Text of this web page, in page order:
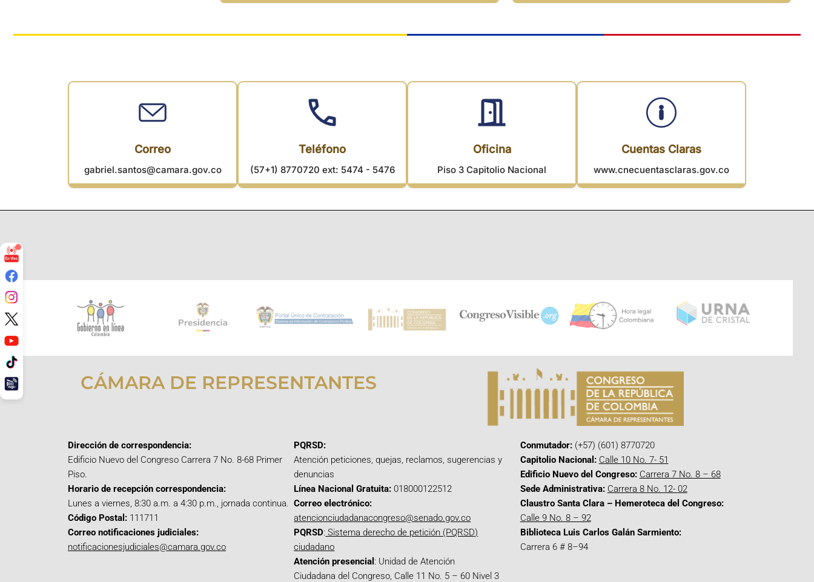
Correo
gabriel.santos@camara.gov.co
Teléfono
(57+1) 8770720 ext: 5474 - 5476
Oficina
Piso 3 Capitolio Nacional
Cuentas Claras
www.cnecuentasclaras.gov.co
CÁMARA DE REPRESENTANTES
Dirección de correspondencia:
Edificio Nuevo del Congreso Carrera 7 No. 8-68 Primer
Piso.
Horario de recepción correspondencia:
Lunes a viernes, 8:30 a.m. a 4:30 p.m., jornada continua.
Código Postal: 111711
Correo notificaciones judiciales:
notificacionesjudiciales@camara.gov.co
PQRSD:
Atención peticiones, quejas, reclamos, sugerencias y
denuncias
Línea Nacional Gratuita: 018000122512
Correo electrónico:
atencionciudadanacongreso@senado.gov.co
PQRSD: Sistema derecho de petición (PQRSD)
ciudadano
Atención presencial : Unidad de Atención
Ciudadana del Congreso, Calle 11 No. 5 – 60 Nivel 3
Conmutador:(+57) (601) 8770720
Capitolio Nacional: Calle 10 No. 7- 51
Edificio Nuevo del Congreso: Carrera 7 No. 8 – 68
Sede Administrativa: Carrera 8 No. 12- 02
Claustro Santa Clara – Hemeroteca del Congreso:
Calle 9 No. 8 – 92
Biblioteca Luis Carlos Galán Sarmiento:
Carrera 6 # 8–94